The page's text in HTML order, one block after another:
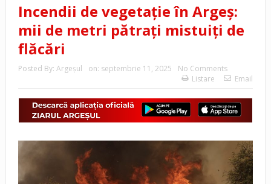
Incendii de vegetație în Argeș:
mii de metri pătrați mistuiți de
flăcări
Posted By: Argeşul on: septembrie 11, 2025
No Comments
Listare
Email